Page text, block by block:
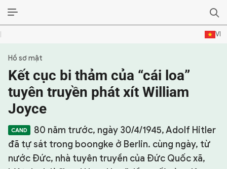
VI
SỰ KIỆN & BÌNH LUẬN
HẬU TRƯỜNG
KINH TẾ - VĂN HÓA - THỂ THAO
HỒ SƠ MẬT
PHÓNG SỰ
Hồ sơ mật
Kết cục bi thảm của “cái loa”
tuyên truyền phát xít William
Joyce
80 năm trước, ngày 30/4/1945, Adolf Hitler
đã tự sát trong boongke ở Berlin. cùng ngày, từ
nước Đức, nhà tuyên truyền của Đức Quốc xã,